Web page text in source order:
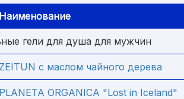
Наименование
гели для душа для мужчин
ZEITUN с маслом чайного дерева
PLANETA ORGANICA "Lost in Iceland"